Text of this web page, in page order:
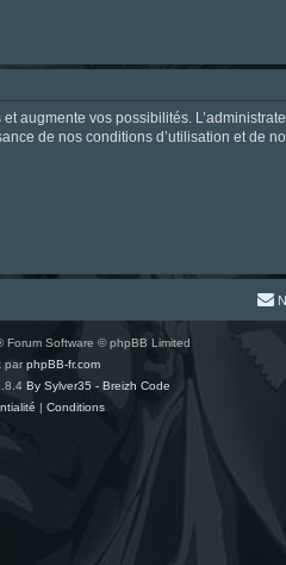
augmente vos possibilités.
de nos conditions d’utilisation et de
Forum Software © phpBB Limited
parphpBB-fr.com
By Sylver35 - Breizh Code
| Conditions